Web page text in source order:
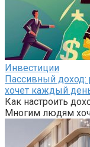
Инвестиции
Пассивный доход:
хочет каждый
Как настроить
Многим людям